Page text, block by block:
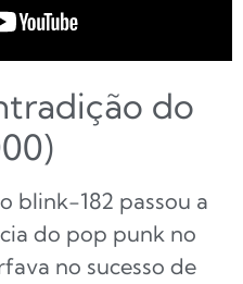
do
blink-182 passou a
do pop punk no
no sucesso de